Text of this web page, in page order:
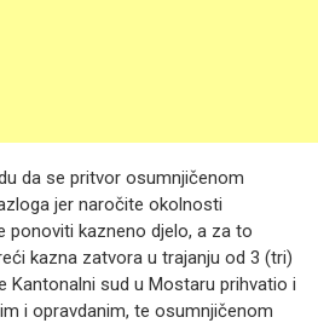
da se pritvor osumnjičenom
jer naročite okolnosti
ponoviti kazneno djelo, a za to
kazna zatvora u trajanju od 3 (tri)
Kantonalni sud u Mostaru prihvatio i
i opravdanim, te osumnjičenom